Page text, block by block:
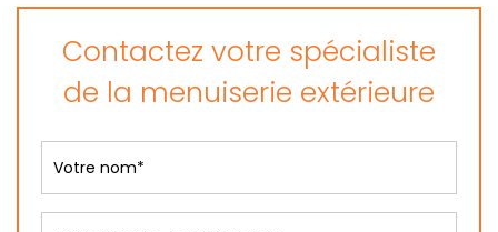
Contactez votre spécialiste
de la menuiserie extérieure